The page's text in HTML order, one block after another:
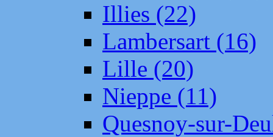
Illies (22)
Lambersart (16)
Lille (20)
Nieppe (11)
Quesnoy-sur-